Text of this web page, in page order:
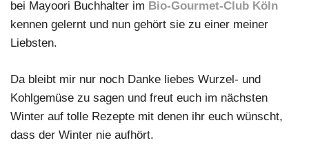
bei Mayoori Buchhalter im Bio-Gourmet-Club Köln
kennen gelernt und nun gehört sie zu einer meiner
Liebsten.
Da bleibt mir nur noch Danke liebes Wurzel- und
Kohlgemüse zu sagen und freut euch im nächsten
Winter auf tolle Rezepte mit denen ihr euch wünscht,
dass der Winter nie aufhört.